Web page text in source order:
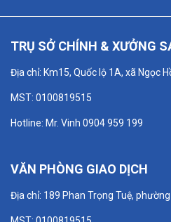
TRỤ SỞ CHÍNH & XƯỞNG
Địa chỉ: Km15, Quốc lộ 1A, xã Ngọc
MST: 0100819515
Hotline: Mr. Vinh 0904 959 199
VĂN PHÒNG GIAO DỊCH
Địa chỉ: 189 Phan Trọng Tuệ,